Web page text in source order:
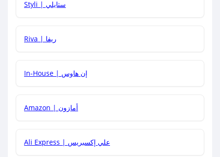
هل يمكنني جمع كود خصم مع العروض الأخرى؟
Styli | ستايلي
Riva | ريفا
In-House | إن هاوس
Amazon | أمازون
Ali Express | علي إكسبريس